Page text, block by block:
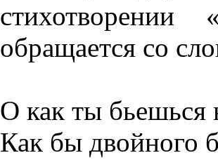
обращается со
О как ты бьешься
Как бы двойного